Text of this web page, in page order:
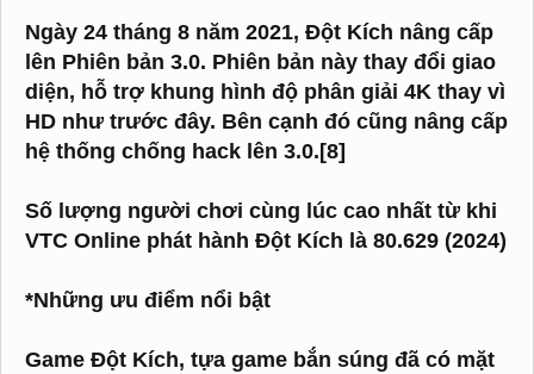
Ngày 24 tháng 8 năm 2021, Đột Kích nâng cấp
lên Phiên bản 3.0. Phiên bản này thay đổi giao
diện, hỗ trợ khung hình độ phân giải 4K thay vì
HD như trước đây. Bên cạnh đó cũng nâng cấp
hệ thống chống hack lên 3.0.[8]
Số lượng người chơi cùng lúc cao nhất từ khi
VTC Online phát hành Đột Kích là 80.629 (2024)
*Những ưu điểm nổi bật
Game Đột Kích, tựa game bắn súng đã có mặt